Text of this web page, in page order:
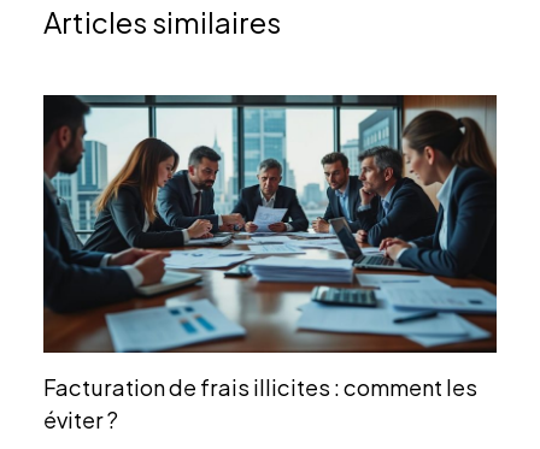
Articles similaires
Facturation de frais illicites : comment les
éviter ?